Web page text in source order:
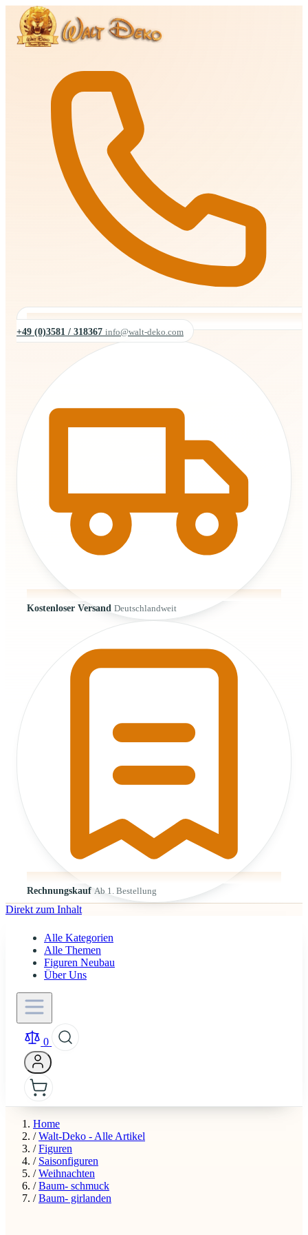
+49 (0)3581 / 318367 info@walt-deko.com
Kostenloser Versand Deutschlandweit
Rechnungskauf Ab 1. Bestellung
Direkt zum Inhalt
Alle Kategorien
Alle Themen
Figuren Neubau
Über Uns
0
Home
/ Walt-Deko - Alle Artikel
/ Figuren
/ Saisonfiguren
/ Weihnachten
/ Baum- schmuck
/ Baum- girlanden